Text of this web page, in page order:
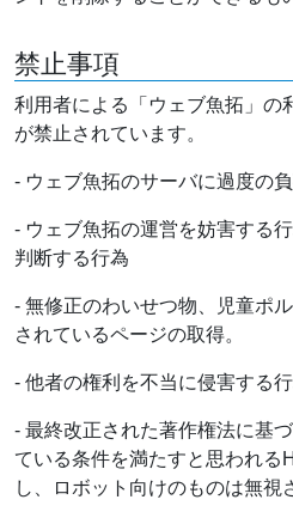
禁止事項
利用者による「ウェブ魚拓」の
が禁止されています。
- ウェブ魚拓のサーバに過度の
- ウェブ魚拓の運営を妨害する
判断する行為
- 無修正のわいせつ物、児童ポ
されているページの取得。
- 他者の権利を不当に侵害する
- 最終改正された著作権法に基
ている条件を満たすと思われる
し、ロボット向けのものは無視